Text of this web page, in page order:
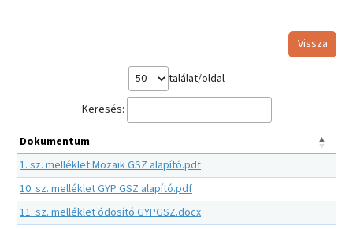
Vissza
találat/oldal
Keresés:
Dokumentum
1. sz. melléklet Mozaik GSZ alapító.pdf
10. sz. melléklet GYP GSZ alapító.pdf
11. sz. melléklet ódosító GYPGSZ.docx